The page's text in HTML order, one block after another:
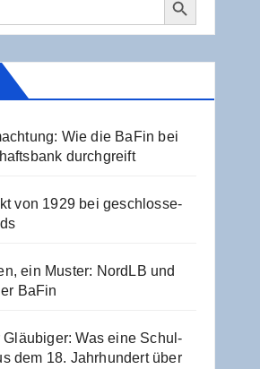
Wie die BaFin bei
durchgreift
von 1929 bei geschlos­se­
ein Mus­ter: NordLB und
BaFin
Gläu­bi­ger: Was eine Schul­
dem 18. Jahr­hun­dert über